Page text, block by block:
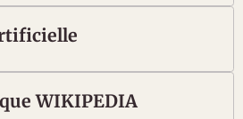
WIKIPEDIA